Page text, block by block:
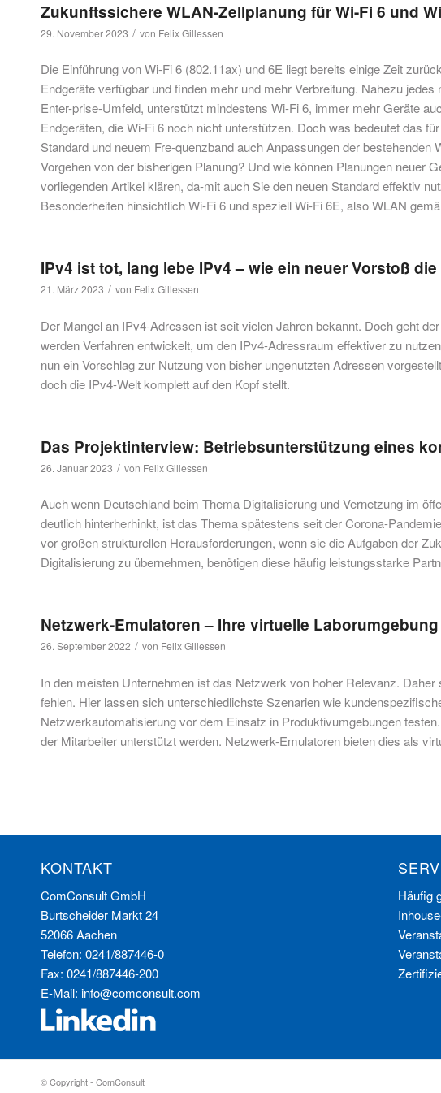
Zukunftssichere WLAN-Zellplanung für Wi-Fi 6 und
29. November 2023 / von Felix Gillessen
Die Einführung von Wi-Fi 6 (802.11ax) und 6E liegt bereits einige Zeit
Endgeräte verfügbar und finden mehr und mehr Verbreitung. Nahezu
Enter-prise-Umfeld, unterstützt mindestens Wi-Fi 6, immer mehr Geräte
Endgeräten, die Wi-Fi 6 noch nicht unterstützen. Doch was bedeutet das
Standard und neuem Fre-quenzband auch Anpassungen der
Vorgehen von der bisherigen Planung? Und wie können Planungen neuer
vorliegenden Artikel klären, da-mit auch Sie den neuen Standard effektiv
Besonderheiten hinsichtlich Wi-Fi 6 und speziell Wi-Fi 6E, also WLAN
IPv4 ist tot, lang lebe IPv4 – wie ein neuer Vorstoß
21. März 2023 / von Felix Gillessen
Der Mangel an IPv4-Adressen ist seit vielen Jahren bekannt. Doch geht
werden Verfahren entwickelt, um den IPv4-Adressraum effektiver zu
nun ein Vorschlag zur Nutzung von bisher ungenutzten Adressen
doch die IPv4-Welt komplett auf den Kopf stellt.
Das Projektinterview: Betriebsunterstützung eines
26. Januar 2023 / von Felix Gillessen
Auch wenn Deutschland beim Thema Digitalisierung und Vernetzung im
deutlich hinterherhinkt, ist das Thema spätestens seit der Corona-
vor großen strukturellen Herausforderungen, wenn sie die Aufgaben der
Digitalisierung zu übernehmen, benötigen diese häufig leistungsstarke
Netzwerk-Emulatoren – Ihre virtuelle
26. September 2022 / von Felix Gillessen
In den meisten Unternehmen ist das Netzwerk von hoher Relevanz.
fehlen. Hier lassen sich unterschiedlichste Szenarien wie
Netzwerkautomatisierung vor dem Einsatz in Produktivumgebungen
der Mitarbeiter unterstützt werden. Netzwerk-Emulatoren bieten dies als
KONTAKT
ComConsult GmbH
Burtscheider Markt 24
52066 Aachen
Telefon: 0241/887446-0
Fax: 0241/887446-200
E-Mail: info@comconsult.com
Häufig
© Copyright - ComConsult